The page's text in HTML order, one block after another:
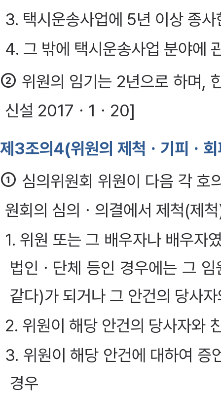
3. 택시운송사업에 5년 이상 종사
4. 그 밖에 택시운송사업 분야에
② 위원의 임기는 2년으로 하며,
신설 2017ㆍ1ㆍ20]
제3조의4(위원의 제척ㆍ기피ㆍ
① 심의위원회 위원이 다음 각 호
원회의 심의ㆍ의결에서 제척(제
1. 위원 또는 그 배우자나 배우자
법인ㆍ단체 등인 경우에는 그
같다)가 되거나 그 안건의 당사
2. 위원이 해당 안건의 당사자와
3. 위원이 해당 안건에 대하여 증
경우